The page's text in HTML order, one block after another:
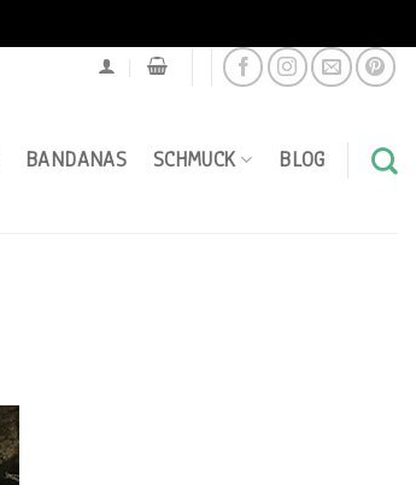
BANDANAS SCHMUCK BLOG